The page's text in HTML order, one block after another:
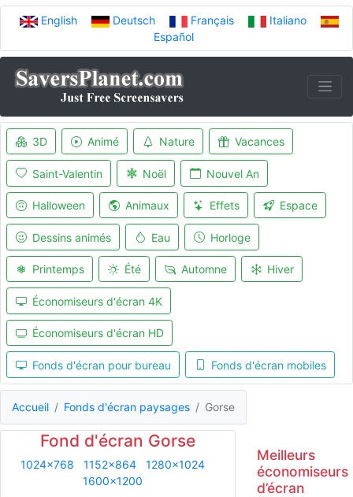
English Deutsch Français
Italiano
Español
3D Animé Nature Vacances
Saint-Valentin Noël Nouvel An
Halloween Animaux Effets Espace
Dessins animés Eau Horloge
Printemps Été Automne Hiver
Économiseurs d'écran 4K
Économiseurs d'écran HD
Fonds d'écran pour bureau Fonds d'écran mobiles
Accueil Fonds d'écran paysages Gorse
Fond d'écran Gorse
1024x768 1152x864
1280x1024
1600x1200
Meilleurs
économiseurs
d’écran